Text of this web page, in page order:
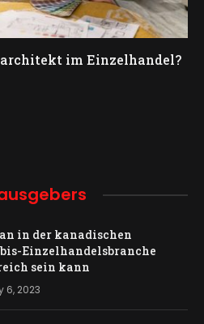
im Einzelhandel?
in der kanadischen
Einzelhandelsbranche
sein kann
6, 2023